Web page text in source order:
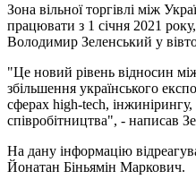
Зона вільної торгівлі між
працювати з 1 січня 2021 року,
Володимир Зеленський у
"Це новий рівень відносин
збільшення українського
сферах high-tech, інжинірингу,
співробітництва", - написав
На дану інформацію
Йонатан Біньямін Маркович.